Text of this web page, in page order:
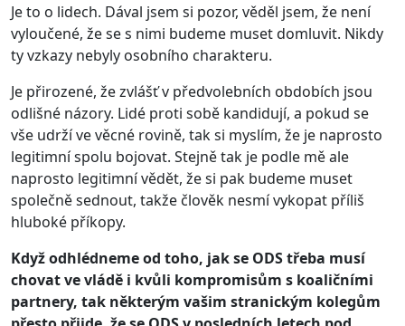
Je to o lidech. Dával jsem si pozor, věděl jsem, že není
vyloučené, že se s nimi budeme muset domluvit. Nikdy
ty vzkazy nebyly osobního charakteru.
Je přirozené, že zvlášť v předvolebních obdobích jsou
odlišné názory. Lidé proti sobě kandidují, a pokud se
vše udrží ve věcné rovině, tak si myslím, že je naprosto
legitimní spolu bojovat. Stejně tak je podle mě ale
naprosto legitimní vědět, že si pak budeme muset
společně sednout, takže člověk nesmí vykopat příliš
hluboké příkopy.
Když odhlédneme od toho, jak se ODS třeba musí
chovat ve vládě i kvůli kompromisům s koaličními
partnery, tak některým vašim stranickým kolegům